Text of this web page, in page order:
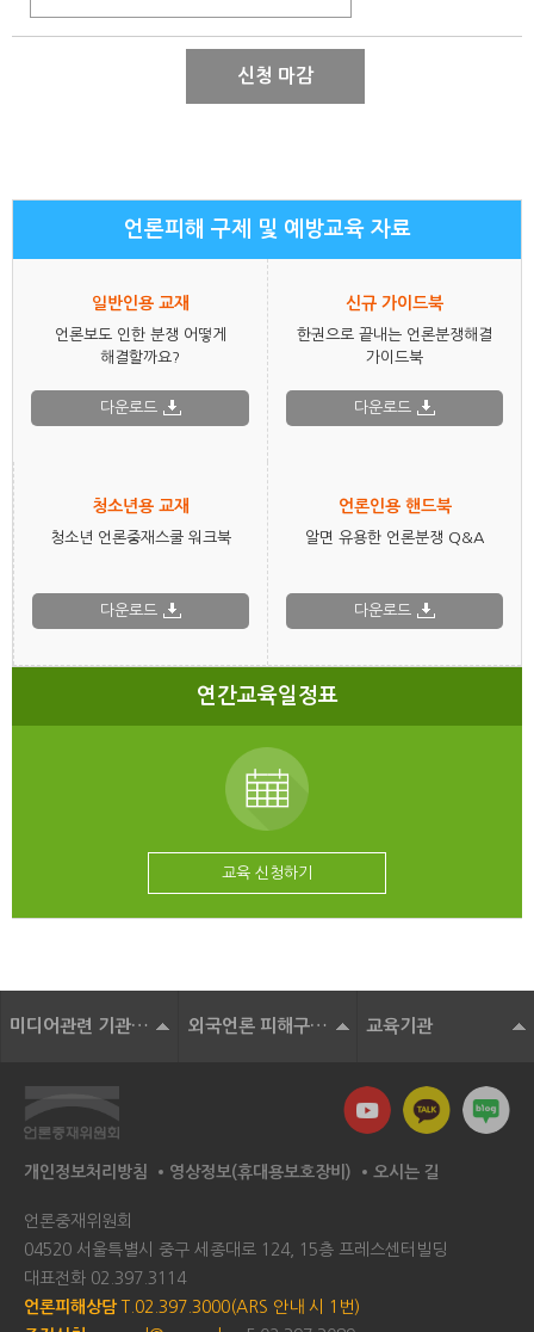
신청 마감
언론피해 구제 및 예방교육 자료
일반인용 교재
언론보도 인한 분쟁 어떻게
해결할까요?
다운로드
신규 가이드북
한권으로 끝내는 언론분쟁해결
가이드북
다운로드
청소년용 교재
청소년 언론중재스쿨 워크북
다운로드
언론인용 핸드북
알면 유용한 언론분쟁 Q&A
다운로드
연간교육일정표
교육 신청하기
미디어관련 기관 및 단체 외국언론 피해구제기구 교육기관
개인정보처리방침 영상정보(휴대용보호장비) 오시는 길
언론중재위원회
04520 서울특별시 중구 세종대로 124, 15층 프레스센터빌딩
대표전화 02.397.3114
언론피해상담 T.02.397.3000(ARS 안내 시 1번)